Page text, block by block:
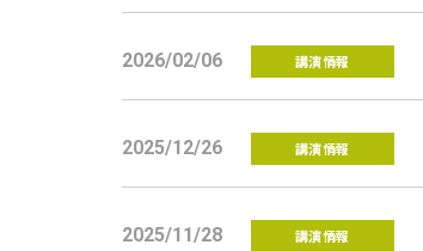
2026/02/06 講演情報
2025/12/26 講演情報
2025/11/28 講演情報